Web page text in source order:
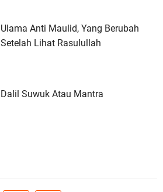
Ulama Anti Maulid, Yang Berubah
Setelah Lihat Rasulullah
Dalil Suwuk Atau Mantra